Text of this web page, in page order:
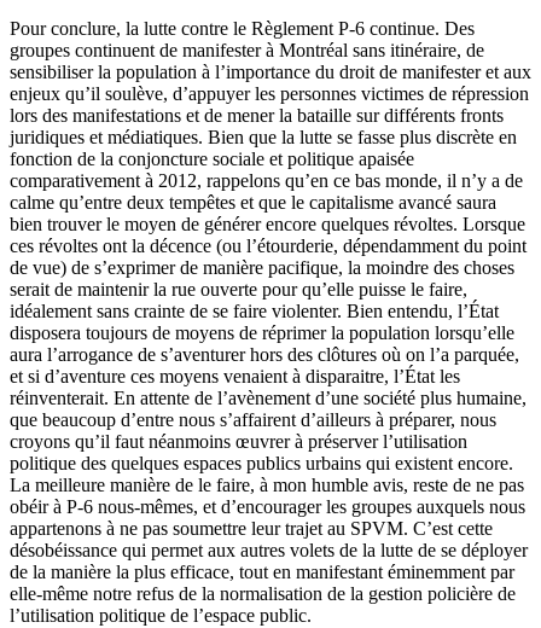
Pour conclure, la lutte contre le Règlement P-6 continue. Des
groupes continuent de manifester à Montréal sans itinéraire, de
sensibiliser la population à l’importance du droit de manifester et aux
enjeux qu’il soulève, d’appuyer les personnes victimes de répression
lors des manifestations et de mener la bataille sur différents fronts
juridiques et médiatiques. Bien que la lutte se fasse plus discrète en
fonction de la conjoncture sociale et politique apaisée
comparativement à 2012, rappelons qu’en ce bas monde, il n’y a de
calme qu’entre deux tempêtes et que le capitalisme avancé saura
bien trouver le moyen de générer encore quelques révoltes. Lorsque
ces révoltes ont la décence (ou l’étourderie, dépendamment du point
de vue) de s’exprimer de manière pacifique, la moindre des choses
serait de maintenir la rue ouverte pour qu’elle puisse le faire,
idéalement sans crainte de se faire violenter. Bien entendu, l’État
disposera toujours de moyens de réprimer la population lorsqu’elle
aura l’arrogance de s’aventurer hors des clôtures où on l’a parquée,
et si d’aventure ces moyens venaient à disparaitre, l’État les
réinventerait. En attente de l’avènement d’une société plus humaine,
que beaucoup d’entre nous s’affairent d’ailleurs à préparer, nous
croyons qu’il faut néanmoins œuvrer à préserver l’utilisation
politique des quelques espaces publics urbains qui existent encore.
La meilleure manière de le faire, à mon humble avis, reste de ne pas
obéir à P-6 nous-mêmes, et d’encourager les groupes auxquels nous
appartenons à ne pas soumettre leur trajet au SPVM. C’est cette
désobéissance qui permet aux autres volets de la lutte de se déployer
de la manière la plus efficace, tout en manifestant éminemment par
elle-même notre refus de la normalisation de la gestion policière de
l’utilisation politique de l’espace public.